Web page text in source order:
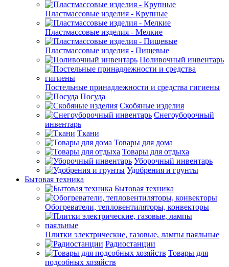
Пластмассовые изделия - Крупные
Пластмассовые изделия - Мелкие
Пластмассовые изделия - Пищевые
Поливочный инвентарь
Постельные принадлежности и средства гигиены
Посуда
Скобяные изделия
Снегоуборочный
инвентарь
Ткани
Товары для дома
Товары для отдыха
Уборочный инвентарь
Удобрения и грунты
Бытовая техника
Бытовая техника
Обогреватели, тепловентиляторы, конвекторы
Плитки электрические, газовые, лампы паяльные
Радиостанции
Товары для
подсобных хозяйств